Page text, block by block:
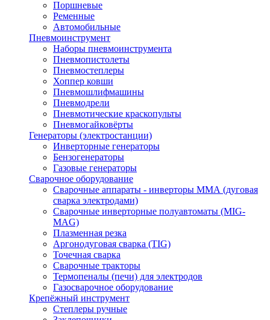
Поршневые
Ременные
Автомобильные
Пневмоинструмент
Наборы пневмоинструмента
Пневмопистолеты
Пневмостеплеры
Хоппер ковши
Пневмошлифмашины
Пневмодрели
Пневмотические краскопульты
Пневмогайковёрты
Генераторы (электростанции)
Инверторные генераторы
Бензогенераторы
Газовые генераторы
Сварочное оборудование
Сварочные аппараты - инверторы ММА (дуговая
сварка электродами)
Сварочные инверторные полуавтоматы (MIG-
MAG)
Плазменная резка
Аргонодуговая сварка (TIG)
Точечная сварка
Сварочные тракторы
Термопеналы (печи) для электродов
Газосварочное оборудование
Крепёжный инструмент
Степлеры ручные